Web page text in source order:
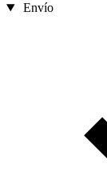
Envío